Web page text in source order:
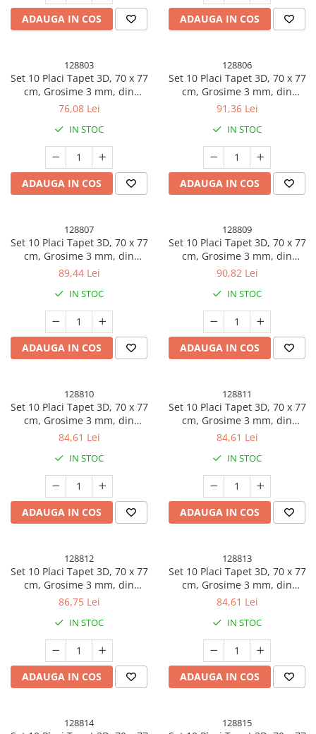
ADAUGA IN COS ADAUGA IN COS
128803
Set 10 Placi Tapet 3D, 70 x 77
cm, Grosime 3 mm, din
Polietilena, Model Caramida,
Maro
76,08 Lei
IN STOC
ADAUGA IN COS
128806
Set 10 Placi Tapet 3D, 70 x 77
cm, Grosime 3 mm, din
Polietilena, Model Caramida,
Piatra Galbena
91,36 Lei
IN STOC
ADAUGA IN COS
128807
Set 10 Placi Tapet 3D, 70 x 77
cm, Grosime 3 mm, din
Polietilena, Model Caramida,
Marmura Gri
89,44 Lei
IN STOC
ADAUGA IN COS
128809
Set 10 Placi Tapet 3D, 70 x 77
cm, Grosime 3 mm, din
Polietilena, Model Caramida,
Caramida Rosie
90,82 Lei
IN STOC
ADAUGA IN COS
128810
Set 10 Placi Tapet 3D, 70 x 77
cm, Grosime 3 mm, din
Polietilena, Tip Caramida,
Suprafata acoperita 5.3 mp,
Alb
84,61 Lei
IN STOC
ADAUGA IN COS
128811
Set 10 Placi Tapet 3D, 70 x 77
cm, Grosime 3 mm, din
Polietilena, Tip Caramida,
acoperita 5.3 mp, Alb
84,61 Lei
IN STOC
ADAUGA IN COS
128812
Set 10 Placi Tapet 3D, 70 x 77
cm, Grosime 3 mm, din
Polietilena, Tip Caramida,
acoperita 5.3 mp, Alb
86,75 Lei
IN STOC
ADAUGA IN COS
128813
Set 10 Placi Tapet 3D, 70 x 77
cm, Grosime 3 mm, din
Polietilena, Tip Caramida,
acoperita 5.3 mp, Alb
84,61 Lei
IN STOC
ADAUGA IN COS
128814 128815